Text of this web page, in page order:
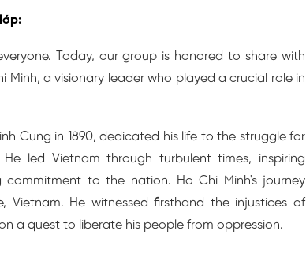
Today, our group is honored to share with
Minh, a visionary leader who played a crucial role in
Cung in 1890, dedicated his life to the struggle for
He led Vietnam through turbulent times, inspiring
commitment to the nation. Ho Chi Minh's journey
Vietnam. He witnessed firsthand the injustices of
a quest to liberate his people from oppression.